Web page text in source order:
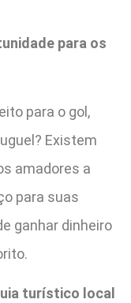
para os
para o gol,
Existem
amadores a
para suas
ganhar dinheiro
turístico local